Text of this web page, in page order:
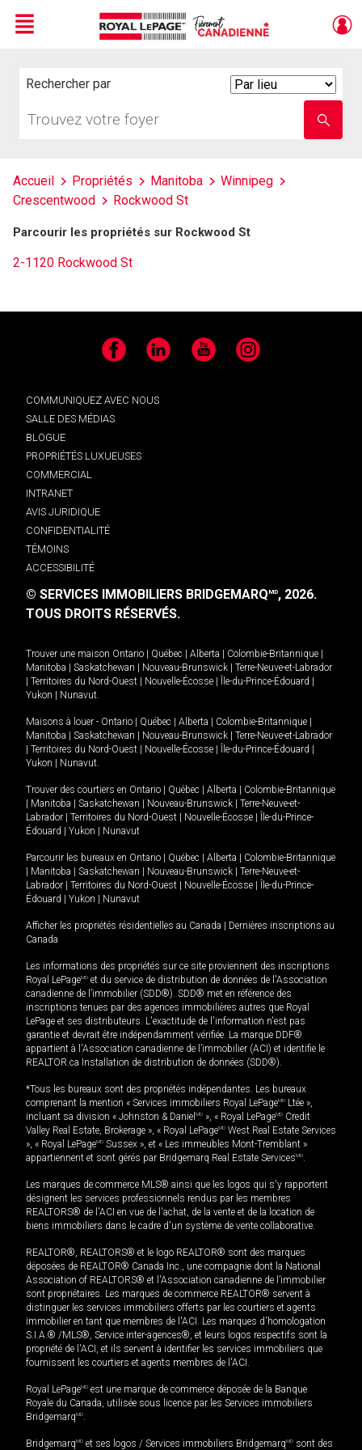
Menu
Rechercher par
votre
nom
Accueil Propriétés Manitoba
Winnipeg
Crescentwood
Rockwood St
Parcourir les propriétés sur Rockwood St
2-1120 Rockwood St
Facebook LinkedIn YouTube Instagram
COMMUNIQUEZ AVEC NOUS
SALLE DES MÉDIAS
BLOGUE
PROPRIÉTÉS LUXUEUSES
COMMERCIAL
INTRANET
AVIS JURIDIQUE
CONFIDENTIALITÉ
TÉMOINS
ACCESSIBILITÉ
© SERVICES IMMOBILIERS BRIDGEMARQMD, 2026.
TOUS DROITS RÉSERVÉS.
Trouver une maison Ontario Québec Alberta Colombie-Britannique
Manitoba
Saskatchewan Nouveau-Brunswick
Terre-Neuve-et-Labrador
Territoires du Nord-Ouest Nouvelle-Écosse Île-du-Prince-Édouard
Yukon
Nunavut.
Maisons à louer - Ontario Québec Alberta Colombie-Britannique
Manitoba
Saskatchewan Nouveau-Brunswick
Terre-Neuve-et-Labrador
Territoires du Nord-Ouest Nouvelle-Écosse Île-du-Prince-Édouard
Yukon
Nunavut.
Trouver des courtiers en Ontario Québec Alberta
Colombie-Britannique
Manitoba Saskatchewan Nouveau-Brunswick
Terre-Neuve-et-
Labrador
Territoires du Nord-Ouest Nouvelle-Écosse
Île-du-Prince-
Édouard
Yukon Nunavut
Parcourir les bureaux en Ontario Québec Alberta
Colombie-Britannique
Manitoba Saskatchewan Nouveau-Brunswick
Terre-Neuve-et-
Labrador
Territoires du Nord-Ouest Nouvelle-Écosse
Île-du-Prince-
Édouard
Yukon Nunavut
Afficher les propriétés résidentielles au Canada
Dernières inscriptions au
Canada
Les informations des propriétés sur ce site proviennent des inscriptions
Royal LePageMD et du service de distribution de données de l'Association
canadienne de l’immobilier (SDD®). SDD® met en référence des
inscriptions tenues par des agences immobilières autres que Royal
LePage et ses distributeurs. L'exactitude de l'information n'est pas
garantie et devrait être indépendamment vérifiée. La marque DDF®
appartient à l'Association canadienne de l’immobilier (ACI) et identifie le
REALTOR.ca Installation de distribution de données (SDD®).
*Tous les bureaux sont des propriétés indépendantes. Les bureaux
comprenant la mention « Services immobiliers Royal LePageMD Ltée »,
incluant sa division « Johnston & Daniel MD », « Royal LePageMD Credit
Valley Real Estate, Brokerage », « Royal LePageMD West Real Estate Services
», « Royal LePageMD Sussex », et « Les immeubles Mont-Tremblant »
appartiennent et sont gérés par Bridgemarq Real Estate ServicesMD.
Les marques de commerce MLS® ainsi que les logos qui s'y rapportent
désignent les services professionnels rendus par les membres
REALTORS® de l'ACI en vue de l'achat, de la vente et de la location de
biens immobiliers dans le cadre d'un système de vente collaborative.
REALTOR®, REALTORS® et le logo REALTOR® sont des marques
déposées de REALTOR® Canada Inc., une compagnie dont la National
Association of REALTORS® et l'Association canadienne de l’immobilier
sont propriétaires. Les marques de commerce REALTOR® servent à
distinguer les services immobiliers offerts par les courtiers et agents
immobilier en tant que membres de l'ACI. Les marques d'homologation
S.I.A.® /MLS®, Service inter-agences®, et leurs logos respectifs sont la
propriété de l'ACI, et ils servent à identifier les services immobiliers que
fournissent les courtiers et agents membres de l'ACI.
Royal LePageMD est une marque de commerce déposée de la Banque
Royale du Canada, utilisée sous licence par les Services immobiliers
BridgemarqMD.
BridgemarqMD et ses logos / Services immobiliers BridgemarqMD sont des